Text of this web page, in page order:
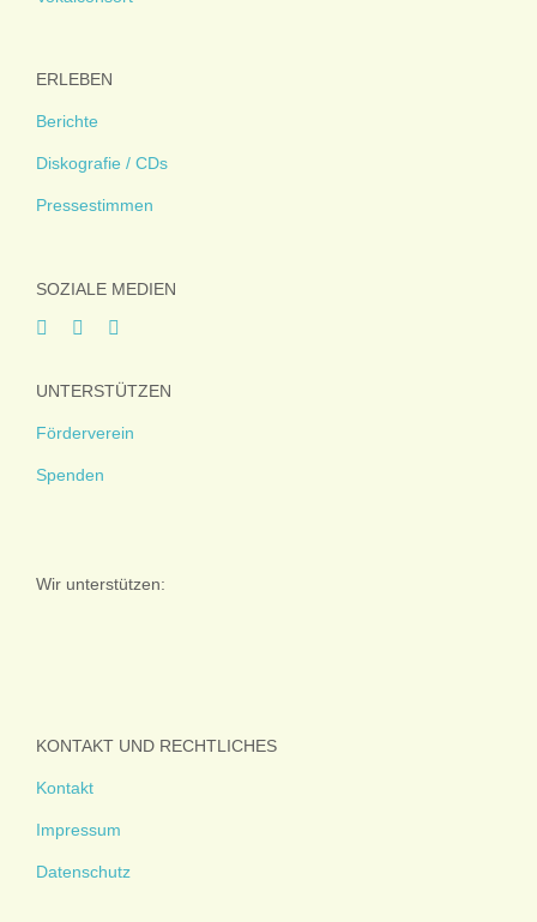
ERLEBEN
Berichte
Diskografie / CDs
Pressestimmen
SOZIALE MEDIEN
UNTERSTÜTZEN
Förderverein
Spenden
Wir unterstützen:
KONTAKT UND RECHTLICHES
Kontakt
Impressum
Datenschutz